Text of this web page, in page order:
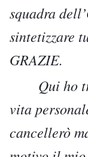
squadra
sintetizzare
GRAZIE.
Qui ho
vita
cancellerò